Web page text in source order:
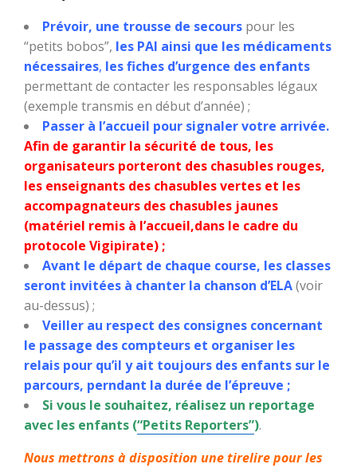
Prévoir, une trousse de secours pour les
“petits bobos”, les PAI ainsi que les médicaments
nécessaires, les fiches d’urgence des enfants
permettant de contacter les responsables légaux
(exemple transmis en début d’année) ;
Passer à l’accueil pour signaler votre arrivée.
Afin de garantir la sécurité de tous, les
organisateurs porteront des chasubles rouges,
les enseignants des chasubles vertes et les
accompagnateurs des chasubles jaunes
(matériel remis à l’accueil,dans le cadre du
protocole Vigipirate) ;
Avant le départ de chaque course, les classes
seront invitées à chanter la chanson d’ELA(voir
au-dessus) ;
Veiller au respect des consignes concernant
le passage des compteurs et organiser les
relais pour qu’il y ait toujours des enfants sur le
parcours, perndant la durée de l’épreuve ;
Si vous le souhaitez, réalisez un reportage
avec les enfants (“Petits Reporters”).
Nous mettrons à disposition une tirelire pour les